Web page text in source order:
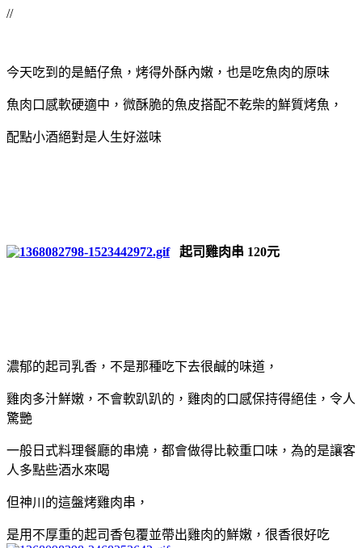
//
今天吃到的是鯃仔魚，烤得外酥內嫩，也是吃魚肉的原味
魚肉口感軟硬適中，微酥脆的魚皮搭配不乾柴的鮮質烤魚，
配點小酒絕對是人生好滋味
起司雞肉串 120元
濃郁的起司乳香，不是那種吃下去很鹹的味道，
雞肉多汁鮮嫩，不會軟趴趴的，雞肉的口感保持得絕佳，令人
驚艷
一般日式料理餐廳的串燒，都會做得比較重口味，為的是讓客
人多點些酒水來喝
但神川的這盤烤雞肉串，
是用不厚重的起司香包覆並帶出雞肉的鮮嫩，很香很好吃